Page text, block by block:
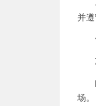
并
场。